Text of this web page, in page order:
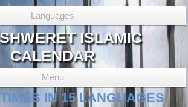
Languages
ISLAMIC
CALENDAR
Menu
IN 15 LANGUAGES